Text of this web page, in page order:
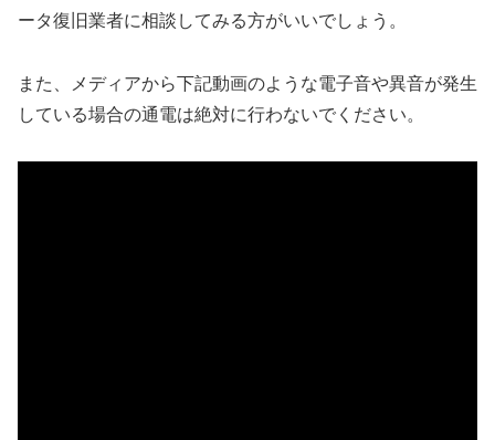
ータ復旧業者に相談してみる方がいいでしょう。
また、メディアから下記動画のような電子音や異音が発生
している場合の通電は絶対に行わないでください。